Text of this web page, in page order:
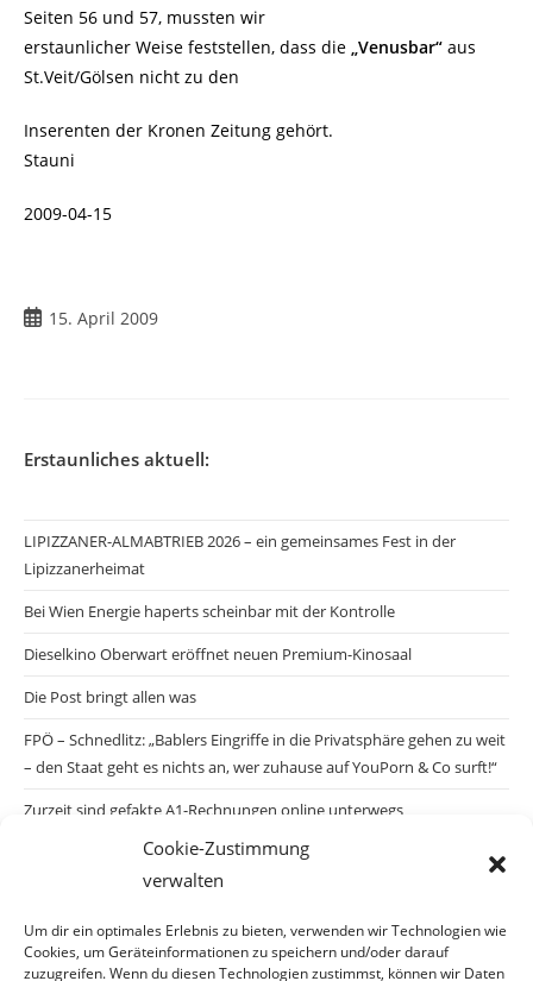
Cookie-Zustimmung
verwalten
Um dir ein optimales Erlebnis zu bieten, verwenden wir Technologien wie
Cookies, um Geräteinformationen zu speichern und/oder darauf
zuzugreifen. Wenn du diesen Technologien zustimmst, können wir Daten
Seiten 56 und 57, mussten wir
erstaunlicher Weise feststellen, dass die „Venusbar“ aus
St.Veit/Gölsen nicht zu den
Inserenten der Kronen Zeitung gehört.
Stauni
2009-04-15
Beitrag15. April 2009
Erstaunliches aktuell:
LIPIZZANER-ALMABTRIEB 2026 – ein gemeinsames Fest in der
Lipizzanerheimat
Bei Wien Energie haperts scheinbar mit der Kontrolle
Dieselkino Oberwart eröffnet neuen Premium-Kinosaal
Die Post bringt allen was
FPÖ – Schnedlitz: „Bablers Eingriffe in die Privatsphäre gehen zu weit
– den Staat geht es nichts an, wer zuhause auf YouPorn & Co surft!“
Zurzeit sind gefakte A1-Rechnungen online unterwegs
Salzburgs Juden und ihre Sicherheit: „Erst nach einem Anschlag wäre
die Gefahr endlich konkret!“
Biologisches Wunder in Ceuta
Ein vermeintliches Abschiebemärchen